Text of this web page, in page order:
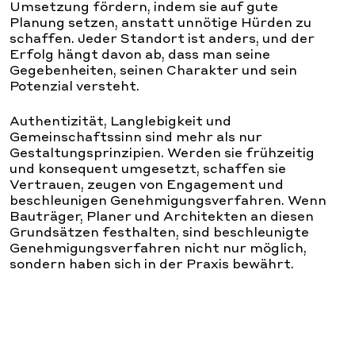
Umsetzung fördern, indem sie auf gute
Planung setzen, anstatt unnötige Hürden zu
schaffen. Jeder Standort ist anders, und der
Erfolg hängt davon ab, dass man seine
Gegebenheiten, seinen Charakter und sein
Potenzial versteht.
Authentizität, Langlebigkeit und
Gemeinschaftssinn sind mehr als nur
Gestaltungsprinzipien. Werden sie frühzeitig
und konsequent umgesetzt, schaffen sie
Vertrauen, zeugen von Engagement und
beschleunigen Genehmigungsverfahren. Wenn
Bauträger, Planer und Architekten an diesen
Grundsätzen festhalten, sind beschleunigte
Genehmigungsverfahren nicht nur möglich,
sondern haben sich in der Praxis bewährt.